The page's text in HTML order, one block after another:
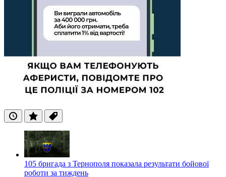
ОстанніПопулярні
Теги
105 бригада з Тернополя показала результати бойової
роботи за тиждень